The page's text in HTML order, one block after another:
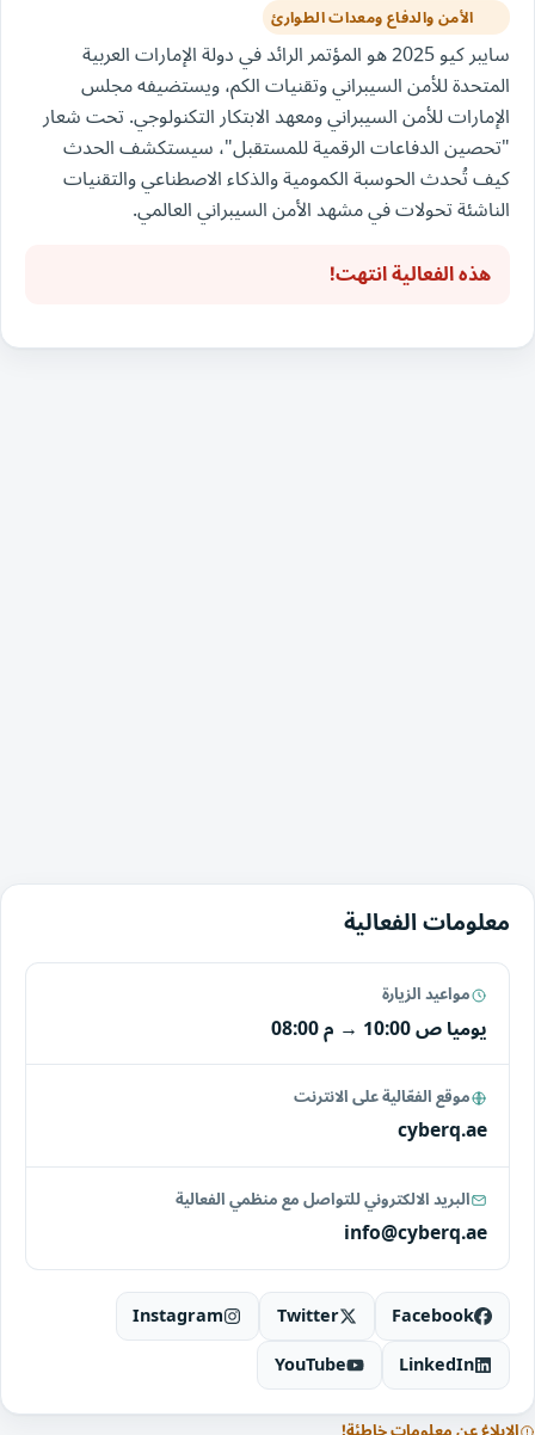
الأمن والدفاع ومعدات الطوارئ
سايبر كيو 2025 هو المؤتمر الرائد في دولة الإمارات العربية
المتحدة للأمن السيبراني وتقنيات الكم، ويستضيفه مجلس
الإمارات للأمن السيبراني ومعهد الابتكار التكنولوجي. تحت شعار
"تحصين الدفاعات الرقمية للمستقبل"، سيستكشف الحدث
كيف تُحدث الحوسبة الكمومية والذكاء الاصطناعي والتقنيات
الناشئة تحولات في مشهد الأمن السيبراني العالمي.
هذه الفعالية انتهت!
معلومات الفعالية
مواعيد الزيارة
يوميا10:00 ص → 08:00 م
موقع الفعّالية على الانترنت
cyberq.ae
البريد الالكتروني للتواصل مع منظمي الفعالية
info@cyberq.ae
Facebook
Twitter
Instagram
LinkedIn
YouTube